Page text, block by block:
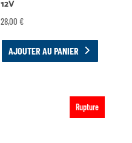
12V
28,00€
AJOUTER AU PANIER
Rupture